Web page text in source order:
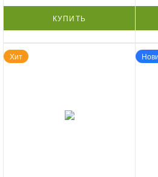
КУПИТЬ
Хит